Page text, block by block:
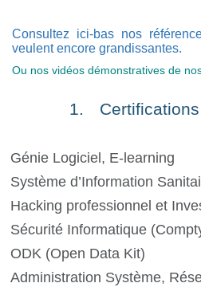
Consultez ici-bas nos
veulent encore grandissantes.
Ou nos vidéos démonstratives de
1.
Génie Logiciel, E-learning
Système d’Information
Hacking professionnel et
Sécurité Informatique
ODK (Open Data Kit)
Administration Système,